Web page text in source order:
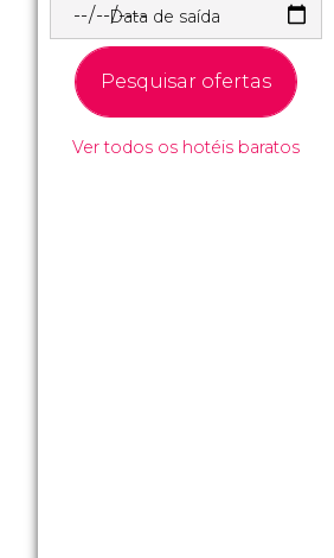
Data de saída
Pesquisar ofertas
Ver todos os hotéis baratos